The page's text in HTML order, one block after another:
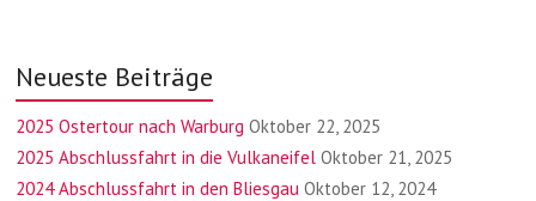
Neueste Beiträge
2025 Ostertour nach Warburg Oktober 22, 2025
2025 Abschlussfahrt in die Vulkaneifel Oktober 21, 2025
2024 Abschlussfahrt in den Bliesgau Oktober 12, 2024